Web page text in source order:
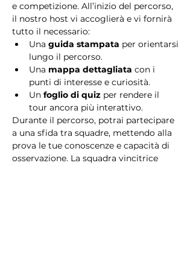
e competizione. All’inizio del percorso,
il nostro host vi accoglierà e vi fornirà
tutto il necessario:
Una guida stampata per orientarsi
lungo il percorso.
Una mappa dettagliata con i
punti di interesse e curiosità.
Un foglio di quiz per rendere il
tour ancora più interattivo.
Durante il percorso, potrai partecipare
a una sfida tra squadre, mettendo alla
prova le tue conoscenze e capacità di
osservazione. La squadra vincitrice